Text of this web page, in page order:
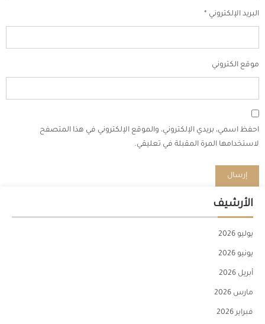
البريد الإلكتروني *
موقع الكتروني
احفظ اسمي، بريدي الإلكتروني، والموقع الإلكتروني في هذا المتصفح
لاستخدامها المرة المقبلة في تعليقي.
الأرشيف
يوليو 2026
يونيو 2026
أبريل 2026
مارس 2026
فبراير 2026